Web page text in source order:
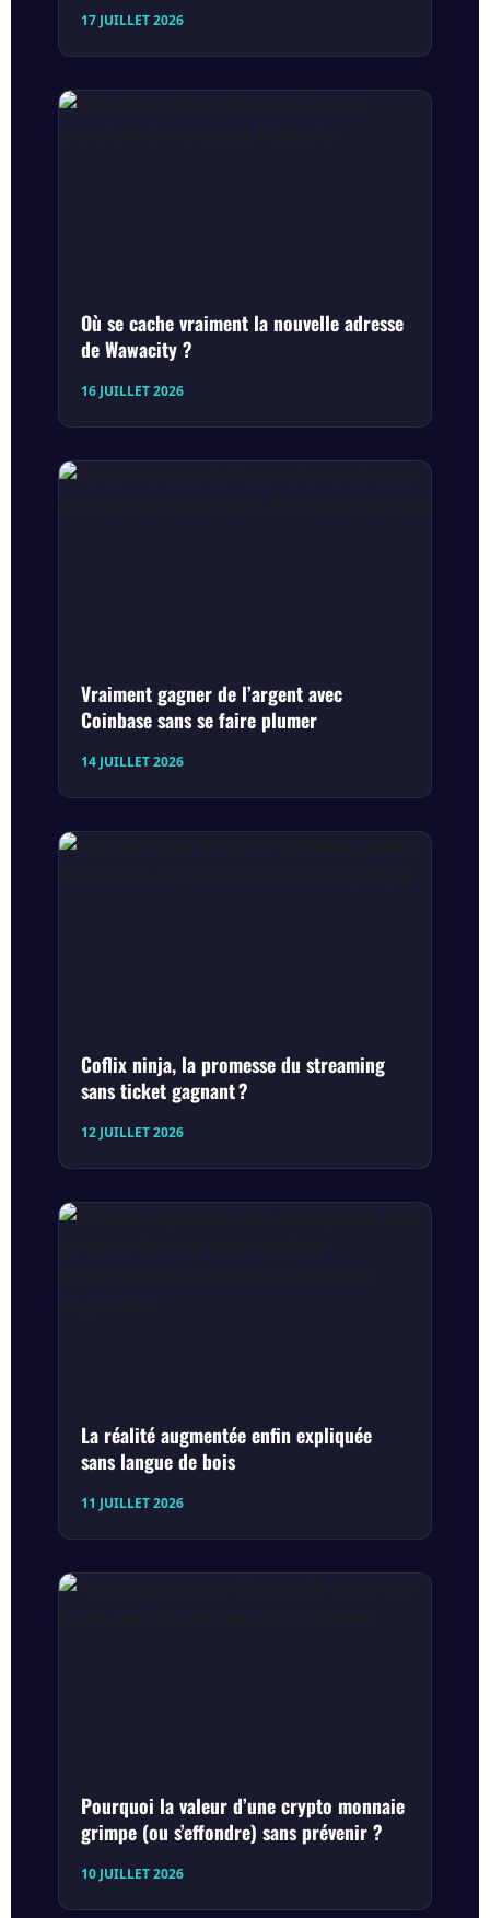
17 JUILLET 2026
Où se cache vraiment la nouvelle adresse
de Wawacity ?
16 JUILLET 2026
Vraiment gagner de l’argent avec
Coinbase sans se faire plumer
14 JUILLET 2026
Coflix ninja, la promesse du streaming
sans ticket gagnant ?
12 JUILLET 2026
La réalité augmentée enfin expliquée
sans langue de bois
11 JUILLET 2026
Pourquoi la valeur d’une crypto monnaie
grimpe (ou s’effondre) sans prévenir ?
10 JUILLET 2026